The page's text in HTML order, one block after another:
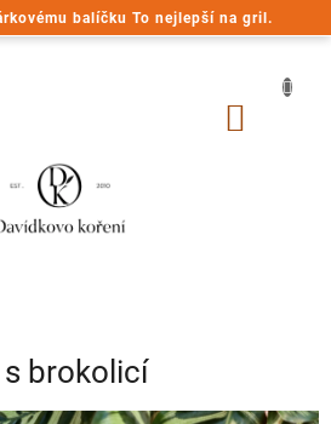
balíčku To nejlepší na gril.
brokolicí